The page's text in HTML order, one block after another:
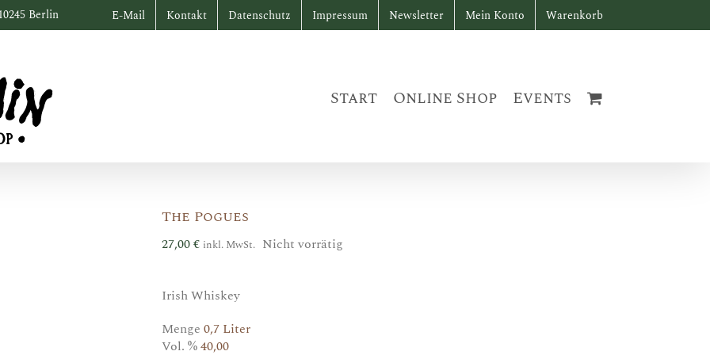
Berlin E-Mail Kontakt Datenschutz Impressum Newsletter Mein Konto Warenkorb
Start Online Shop Events
The Pogues
27,00€ inkl. MwSt. Nicht vorrätig
Irish Whiskey
Menge 0,7 Liter
Vol. %40,00